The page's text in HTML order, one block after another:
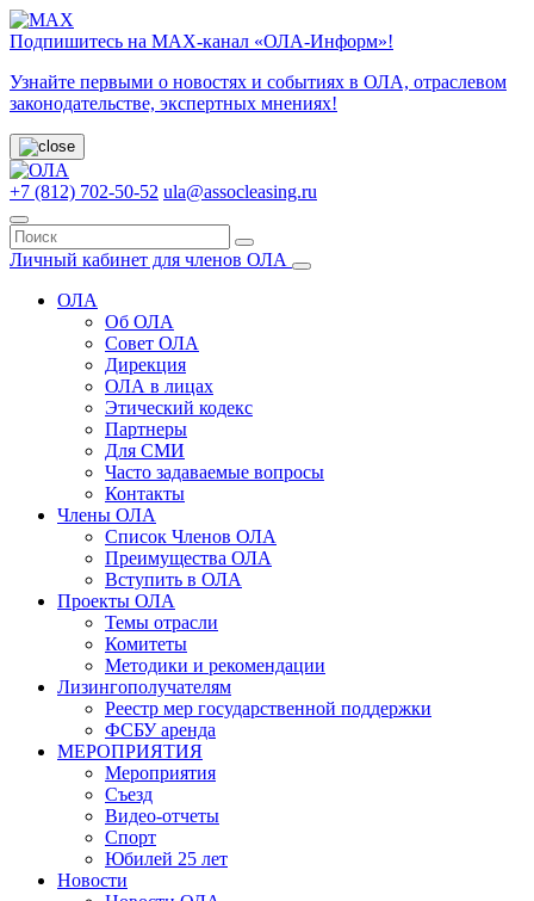
Подпишитесь на МАХ-канал «ОЛА-Информ»!
Узнайте первыми о новостях и событиях в ОЛА, отраслевом
законодательстве, экспертных мнениях!
+7 (812) 702-50-52 ula@assocleasing.ru
Личный кабинет для членов ОЛА
ОЛА
Об ОЛА
Совет ОЛА
Дирекция
ОЛА в лицах
Этический кодекс
Партнеры
Для СМИ
Часто задаваемые вопросы
Контакты
Члены ОЛА
Список Членов ОЛА
Преимущества ОЛА
Вступить в ОЛА
Проекты ОЛА
Темы отрасли
Комитеты
Методики и рекомендации
Лизингополучателям
Реестр мер государственной поддержки
ФСБУ аренда
МЕРОПРИЯТИЯ
Мероприятия
Съезд
Видео-отчеты
Спорт
Юбилей 25 лет
Новости